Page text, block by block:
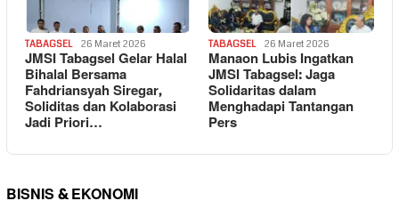
TABAGSEL 26 Maret 2026
JMSI Tabagsel Gelar Halal
Bihalal Bersama
Fahdriansyah Siregar,
Soliditas dan Kolaborasi
Jadi Priori…
TABAGSEL 26 Maret 2026
Manaon Lubis Ingatkan
JMSI Tabagsel: Jaga
Solidaritas dalam
Menghadapi Tantangan
Pers
BISNIS & EKONOMI